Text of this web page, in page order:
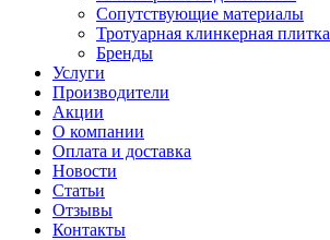
Сопутствующие материалы
Тротуарная клинкерная плитка
Бренды
Услуги
Производители
Акции
О компании
Оплата и доставка
Новости
Статьи
Отзывы
Контакты